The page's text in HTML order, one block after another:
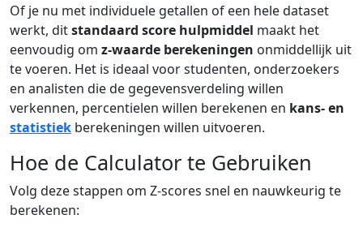
Of je nu met individuele getallen of een hele dataset
werkt, ditstandaard score hulpmiddel maakt het
eenvoudig om z-waarde berekeningen onmiddellijk uit
te voeren. Het is ideaal voor studenten, onderzoekers
en analisten die de gegevensverdeling willen
verkennen, percentielen willen berekenen en kans- en
statistiek berekeningen willen uitvoeren.
Hoe de Calculator te Gebruiken
Volg deze stappen om Z-scores snel en nauwkeurig te
berekenen: